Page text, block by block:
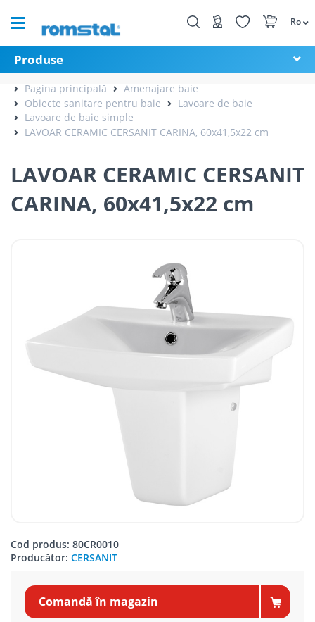
Ro
Produse
Pagina principală
Amenajare baie
Obiecte sanitare pentru baie
Lavoare de baie
Lavoare de baie simple
LAVOAR CERAMIC CERSANIT CARINA, 60x41,5x22 cm
LAVOAR CERAMIC CERSANIT
CARINA, 60x41,5x22 cm
Cod produs: 80CR0010
Producător: CERSANIT
Comandă în magazin